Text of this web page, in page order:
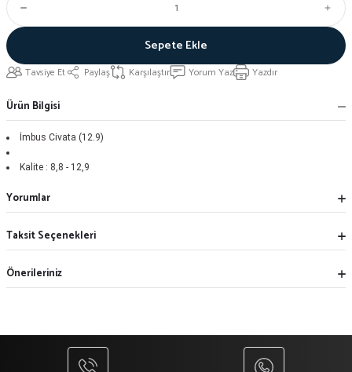
Sepete Ekle
Tavsiye Et Paylaş Karşılaştır Yorum Yaz Yazdır
Ürün Bilgisi
İmbus Civata (12.9)
Kalite : 8,8 - 12,9
Yorumlar
Taksit Seçenekleri
Önerileriniz